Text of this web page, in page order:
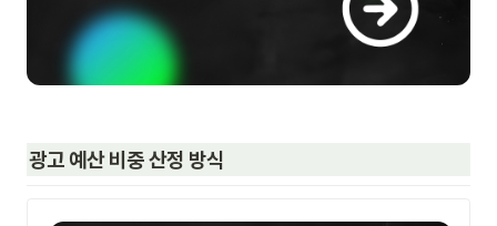
광고 예산 비중 산정 방식